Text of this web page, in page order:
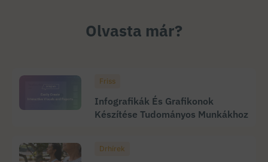
Olvasta már?
Friss
Infografikák És Grafikonok
Készítése Tudományos Munkákhoz
Drhírek